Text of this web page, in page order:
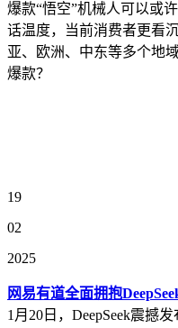
爆款“悟空”机械人可以或
话温度，当前消费者更看
亚、欧洲、中东等多个地
爆款？
19
02
2025
网易有道全面拥抱
1月20日，DeepSeek震撼